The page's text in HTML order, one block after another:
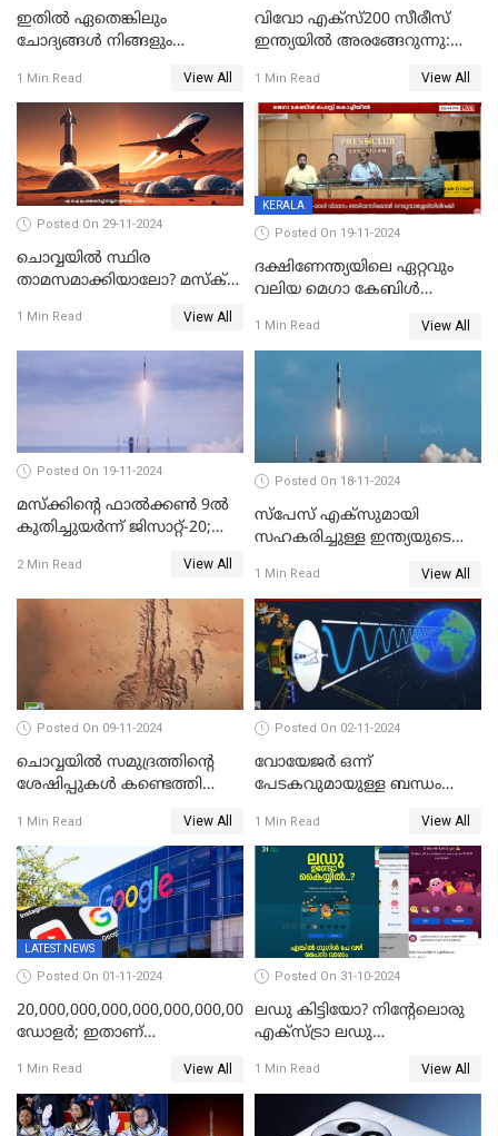
ഇതിൽ ഏതെങ്കിലും
ചോദ്യങ്ങൾ നിങ്ങളും
ഗൂഗിളിൽ ഏറ്റവുമധികം
ആളുകൾ ചോദിച്ച
ചോദ്യങ്ങൾ
1 Min Read View All
വിവോ എക്‌സ്200 സീരീസ്
ഇന്ത്യയിൽ അരങ്ങേറുന്നു:
ഫീച്ചറുകളും
1 Min Read View All
Posted On 29-11-2024
ചൊവ്വയിൽ സ്ഥിര
താമസമാക്കിയാലോ? മസ്ക്
1 Min Read View All
KERALA
Posted On 19-11-2024
ദക്ഷിണേന്ത്യയിലെ ഏറ്റവും
വലിയ മെഗാ കേബിള്‍
ഈ മാസം 21ന് കൊച്ചിയിൽ
ആരംഭിക്കും
1 Min Read View All
Posted On 19-11-2024
മസ്‌ക്കിന്റെ ഫാല്‍ക്കണ്‍ 9ൽ
കുതിച്ചുയർന്ന് ജിസാറ്റ്-20;
2 Min Read View All
Posted On 18-11-2024
സ്‌പേസ് എക്‌സുമായി
സഹകരിച്ചുള്ള ഇന്ത്യയുടെ
നാളെ
1 Min Read View All
Posted On 09-11-2024
ചൊവ്വയില്‍ സമുദ്രത്തിന്റെ
ശേഷിപ്പുകള്‍ കണ്ടെത്തി
1 Min Read View All
Posted On 02-11-2024
വോയേജര്‍ ഒന്ന്
പേടകവുമായുള്ള ബന്ധം
1 Min Read View All
LATEST NEWS
Posted On 01-11-2024
20,000,000,000,000,000,000,000,000,000,000,000
ഡോളര്‍; ഇതാണ്
ചാനലുകൾ യൂട്യൂബ്
തടഞ്ഞതാണ് കാരണം; കണ്ണ്
തള്ളി ഗൂഗിള്‍
1 Min Read View All
Posted On 31-10-2024
ലഡു കിട്ടിയോ? നിന്റേലൊരു
എക്സ്ട്രാ ലഡു
എല്ലായിടത്തും ഇതേ
പറയാനുള്ളു! ട്രെൻഡിങ്ങായി
ഗൂഗിൾ പേ ദീപാവലി ഓഫർ
1 Min Read View All